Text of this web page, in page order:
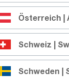
Österreich |
Schweiz |
Schweden |